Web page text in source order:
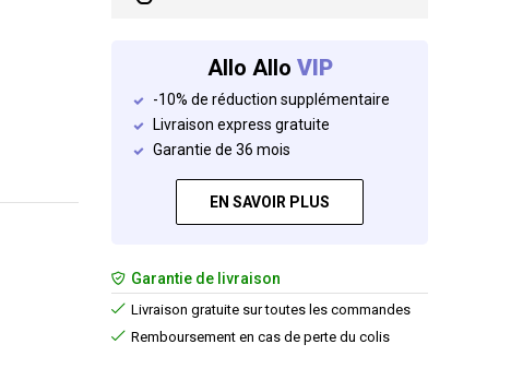
Allo Allo VIP
-10% de réduction supplémentaire
Livraison express gratuite
Garantie de 36 mois
EN SAVOIR PLUS
Garantie de livraison
Livraison gratuite sur toutes les commandes
Remboursement en cas de perte du colis